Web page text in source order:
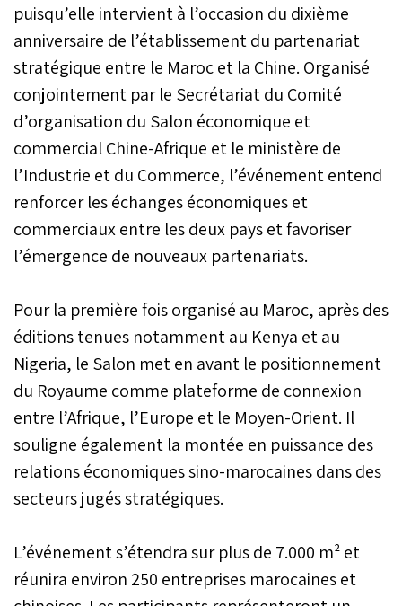
puisqu’elle intervient à l’occasion du dixième
anniversaire de l’établissement du partenariat
stratégique entre le Maroc et la Chine. Organisé
conjointement par le Secrétariat du Comité
d’organisation du Salon économique et
commercial Chine-Afrique et le ministère de
l’Industrie et du Commerce, l’événement entend
renforcer les échanges économiques et
commerciaux entre les deux pays et favoriser
l’émergence de nouveaux partenariats.
Pour la première fois organisé au Maroc, après des
éditions tenues notamment au Kenya et au
Nigeria, le Salon met en avant le positionnement
du Royaume comme plateforme de connexion
entre l’Afrique, l’Europe et le Moyen-Orient. Il
souligne également la montée en puissance des
relations économiques sino-marocaines dans des
secteurs jugés stratégiques.
L’événement s’étendra sur plus de 7.000 m² et
réunira environ 250 entreprises marocaines et